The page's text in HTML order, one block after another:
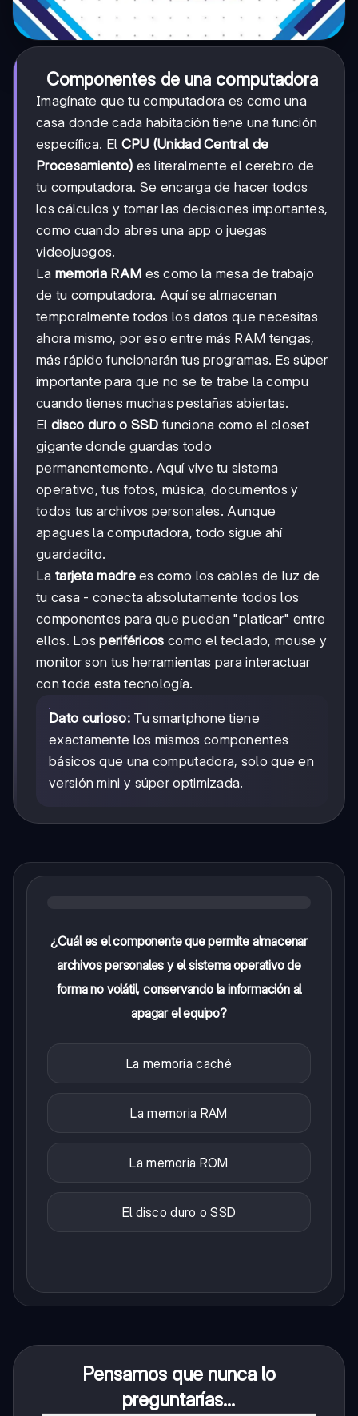
Componentes de una computadora
Imagínate que tu computadora es como una
casa donde cada habitación tiene una función
específica. El CPU (Unidad Central de
Procesamiento) es literalmente el cerebro de
tu computadora. Se encarga de hacer todos
los cálculos y tomar las decisiones importantes,
como cuando abres una app o juegas
videojuegos.
La memoria RAM es como la mesa de trabajo
de tu computadora. Aquí se almacenan
temporalmente todos los datos que necesitas
ahora mismo, por eso entre más RAM tengas,
más rápido funcionarán tus programas. Es súper
importante para que no se te trabe la compu
cuando tienes muchas pestañas abiertas.
El disco duro o SSD funciona como el closet
gigante donde guardas todo
permanentemente. Aquí vive tu sistema
operativo, tus fotos, música, documentos y
todos tus archivos personales. Aunque
apagues la computadora, todo sigue ahí
guardadito.
La tarjeta madrees como los cables de luz de
tu casa - conecta absolutamente todos los
componentes para que puedan "platicar" entre
ellos. Losperiféricos como el teclado, mouse y
monitor son tus herramientas para interactuar
con toda esta tecnología.
Dato curioso:Tu smartphone tiene
exactamente los mismos componentes
básicos que una computadora, solo que en
versión mini y súper optimizada.
¿Cuál es el componente que permite almacenar
archivos personales y el sistema operativo de
forma no volátil, conservando la información al
apagar el equipo?
La memoria caché
La memoria RAM
La memoria ROM
El disco duro o SSD
Pensamos que nunca lo
preguntarías...